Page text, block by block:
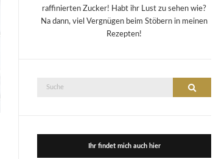
raffinierten Zucker! Habt ihr Lust zu sehen wie?
Na dann, viel Vergnügen beim Stöbern in meinen
Rezepten!
Suche
Suche
Ihr findet mich auch hier